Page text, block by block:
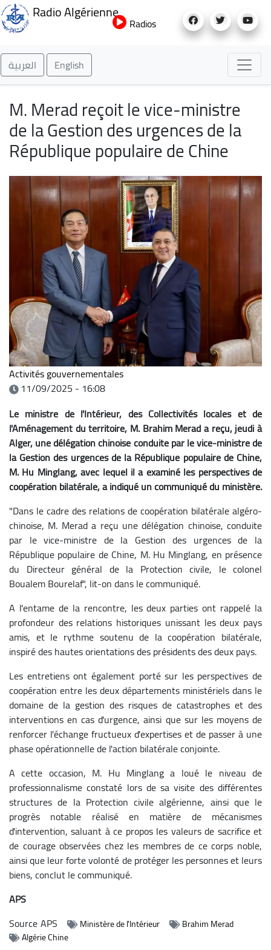
au
Radio Algérienne
Radios
العربية English
M. Merad reçoit le vice-ministre
de la Gestion des urgences de la
République populaire de Chine
Activités gouvernementales
11/09/2025 - 16:08
Le ministre de l'Intérieur, des Collectivités locales et de
l'Aménagement du territoire, M. Brahim Merad a reçu, jeudi à
Alger, une délégation chinoise conduite par le vice-ministre de
la Gestion des urgences de la République populaire de Chine,
M. Hu Minglang, avec lequel il a examiné les perspectives de
coopération bilatérale, a indiqué un communiqué du ministère.
"Dans le cadre des relations de coopération bilatérale algéro-
chinoise, M. Merad a reçu une délégation chinoise, conduite
par le vice-ministre de la Gestion des urgences de la
République populaire de Chine, M. Hu Minglang, en présence
du Directeur général de la Protection civile, le colonel
Boualem Bourelaf", lit-on dans le communiqué.
A l'entame de la rencontre, les deux parties ont rappelé la
profondeur des relations historiques unissant les deux pays
amis, et le rythme soutenu de la coopération bilatérale,
inspiré des hautes orientations des présidents des deux pays.
Les entretiens ont également porté sur les perspectives de
coopération entre les deux départements ministériels dans le
domaine de la gestion des risques de catastrophes et des
interventions en cas d'urgence, ainsi que sur les moyens de
renforcer l'échange fructueux d'expertises et de passer à une
phase opérationnelle de l'action bilatérale conjointe.
A cette occasion, M. Hu Minglang a loué le niveau de
professionnalisme constaté lors de sa visite des différentes
structures de la Protection civile algérienne, ainsi que le
progrès notable réalisé en matière de mécanismes
d'intervention, saluant à ce propos les valeurs de sacrifice et
de courage observées chez les membres de ce corps noble,
ainsi que leur forte volonté de protéger les personnes et leurs
biens, conclut le communiqué.
APS
SourceAPS Ministère de l'Intérieur
Brahim Merad
Algérie Chine